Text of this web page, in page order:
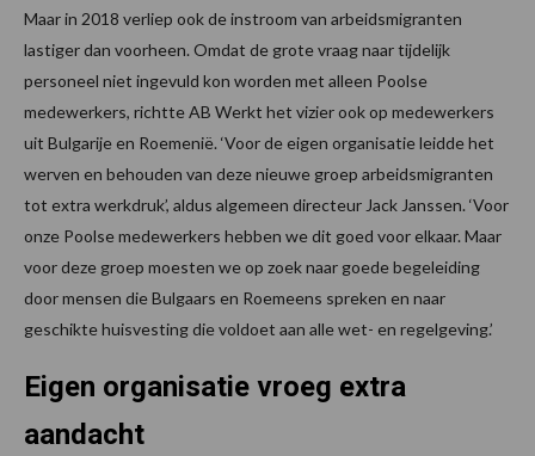
Maar in 2018 verliep ook de instroom van arbeidsmigranten
lastiger dan voorheen. Omdat de grote vraag naar tijdelijk
personeel niet ingevuld kon worden met alleen Poolse
medewerkers, richtte AB Werkt het vizier ook op medewerkers
uit Bulgarije en Roemenië. ‘Voor de eigen organisatie leidde het
werven en behouden van deze nieuwe groep arbeidsmigranten
tot extra werkdruk’, aldus algemeen directeur Jack Janssen. ‘Voor
onze Poolse medewerkers hebben we dit goed voor elkaar. Maar
voor deze groep moesten we op zoek naar goede begeleiding
door mensen die Bulgaars en Roemeens spreken en naar
geschikte huisvesting die voldoet aan alle wet- en regelgeving.’
Eigen organisatie vroeg extra
aandacht